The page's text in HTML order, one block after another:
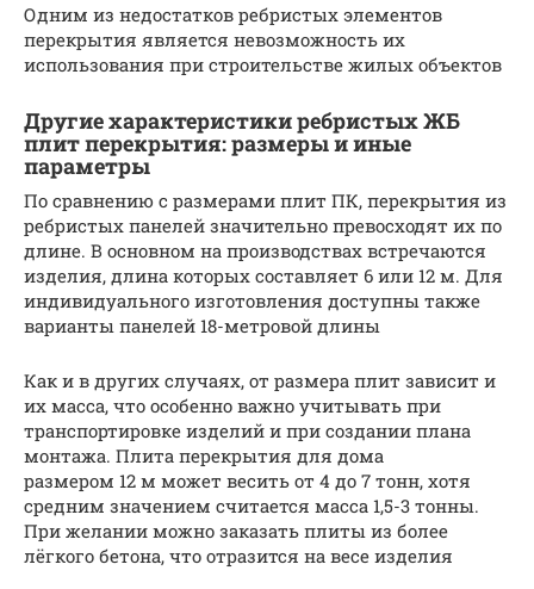
Одним из недостатков ребристых элементов
перекрытия является невозможность их
использования при строительстве жилых объектов
Другие характеристики ребристых ЖБ
плит перекрытия: размеры и иные
параметры
По сравнению с размерами плит ПК, перекрытия из
ребристых панелей значительно превосходят их по
длине. В основном на производствах встречаются
изделия, длина которых составляет 6 или 12 м. Для
индивидуального изготовления доступны также
варианты панелей 18-метровой длины
Как и в других случаях, от размера плит зависит и
их масса, что особенно важно учитывать при
транспортировке изделий и при создании плана
монтажа. Плита перекрытия для дома
размером 12 м может весить от 4 до 7 тонн, хотя
средним значением считается масса 1,5-3 тонны.
При желании можно заказать плиты из более
лёгкого бетона, что отразится на весе изделия